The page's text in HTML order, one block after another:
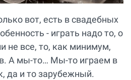
вот, есть в свадебных
- играть надо то, о
не все, то, как минимум,
А мы-то… Мы-то играем в
да и то зарубежный.